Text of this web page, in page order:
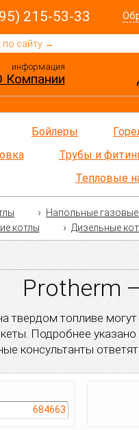
215-53-33
информация
Компании
Бойлеры
Трубы и
Тепловые
Напольные
котлы
Дизельные
Protherm
твердом топливе
Подробнее
консультанты
684663